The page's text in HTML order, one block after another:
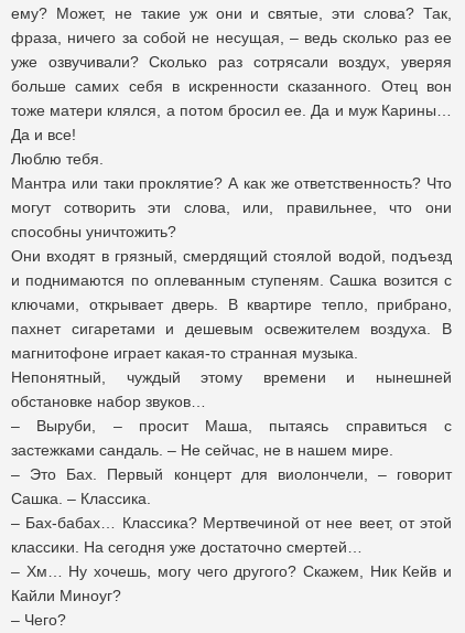
ему? Может, не такие уж они и святые, эти слова? Так,
фраза, ничего за собой не несущая, – ведь сколько раз ее
уже озвучивали? Сколько раз сотрясали воздух, уверяя
больше самих себя в искренности сказанного. Отец вон
тоже матери клялся, а потом бросил ее. Да и муж Карины…
Да и все!
Люблю тебя.
Мантра или таки проклятие? А как же ответственность? Что
могут сотворить эти слова, или, правильнее, что они
способны уничтожить?
Они входят в грязный, смердящий стоялой водой, подъезд
и поднимаются по оплеванным ступеням. Сашка возится с
ключами, открывает дверь. В квартире тепло, прибрано,
пахнет сигаретами и дешевым освежителем воздуха. В
магнитофоне играет какая-то странная музыка.
Непонятный, чуждый этому времени и нынешней
обстановке набор звуков…
– Выруби, – просит Маша, пытаясь справиться с
застежками сандаль. – Не сейчас, не в нашем мире.
– Это Бах. Первый концерт для виолончели, – говорит
Сашка. – Классика.
– Бах-бабах… Классика? Мертвечиной от нее веет, от этой
классики. На сегодня уже достаточно смертей…
– Хм… Ну хочешь, могу чего другого? Скажем, Ник Кейв и
Кайли Миноуг?
– Чего?